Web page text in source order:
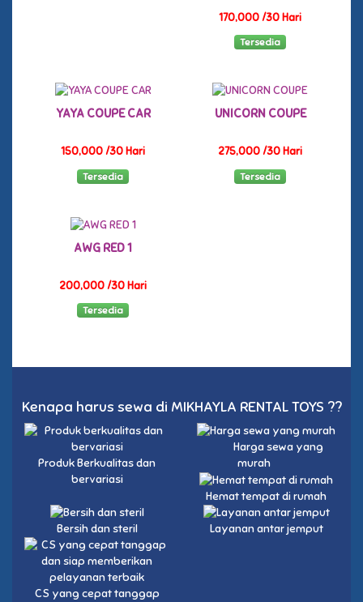
170,000 /30 Hari
Tersedia
YAYA COUPE CAR
150,000 /30 Hari
Tersedia
UNICORN COUPE
275,000 /30 Hari
Tersedia
AWG RED 1
200,000 /30 Hari
Tersedia
Kenapa harus sewa di MIKHAYLA RENTAL TOYS ??
Produk Berkualitas dan
bervariasi
Harga sewa yang
murah
Hemat tempat di rumah
Bersih dan steril Layanan antar jemput
CS yang cepat tanggap